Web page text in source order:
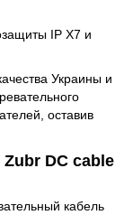
IP X7 и
Украины и
оставив
DC cable
кабель